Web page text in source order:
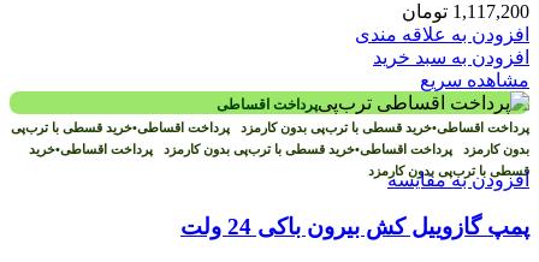
1,117,200 تومان
افزودن به علاقه مندی
افزودن به سبد خرید
مشاهده سریع
پرداخت اقساطی
پرداخت اقساطی•خرید قسطی با ترب‌پی بدون کارمزد پرداخت اقساطی•خرید قسطی با ترب‌پی
بدون کارمزد پرداخت اقساطی•خرید قسطی با ترب‌پی بدون کارمزد پرداخت اقساطی•خرید
قسطی با ترب‌پی بدون کارمزد
افزودن به مقایسه
پمپ گازوییل کش بیرون باکی 24 ولت